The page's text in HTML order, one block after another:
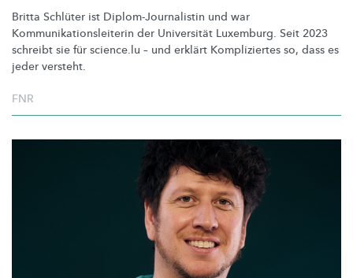
Britta Schlüter ist Diplom-Journalistin und war
Kommunikationsleiterin der Universität Luxemburg. Seit 2023
schreibt sie für science.lu – und erklärt Kompliziertes so, dass es
jeder versteht.
FNR